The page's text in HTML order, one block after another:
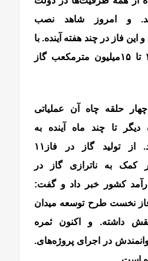
و امروز شاهد نصب
این فاز در چند هفته آینده. با
تولید اولیه روزانه ۱۲ تا ۱۵‌میلیون مترمکعب گاز
چهار حلقه چاه آن عملیاتی
تا چند ماه آینده به
بهره‌‌‌‌‌‌برداری می‌رسند. از تولید گاز در فاز‌۱۱
کمک به ناترازی گاز در
کشور خبر داد و گفت:
نخست طرح توسعه میدان
داشته. و اکنون ثمره
در اجرای پروژه‌های.